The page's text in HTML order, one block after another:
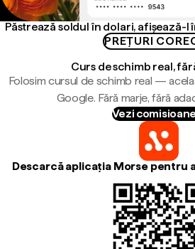
Păstrează soldul în dolari, afișează-l
PREȚURI
Curs de schimb real,
Folosim cursul de schimb real —
Google. Fără marje, fără
Vezi
Descarcă aplicația Morse pentru